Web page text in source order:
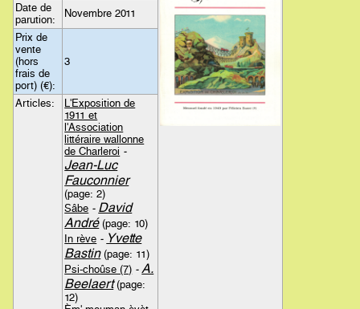
Date de
parution:
Novembre 2011
Prix de
vente
(hors
frais de
port) (€):
3
Articles:
L'Exposition de
1911 et
l'Association
littéraire wallonne
de Charleroi -
Jean-Luc
Fauconnier
(page: 2)
Sâbe - David
André(page: 10)
In rève - Yvette
Bastin(page: 11)
Psi-choûse (7) - A.
Beelaert(page:
12)